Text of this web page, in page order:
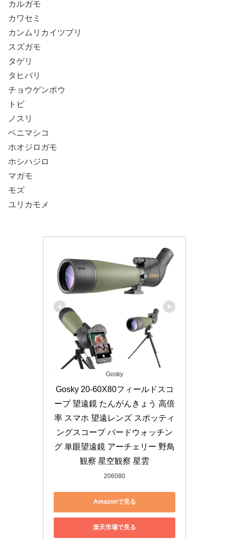
カルガモ
カワセミ
カンムリカイツブリ
スズガモ
タゲリ
タヒバリ
チョウゲンボウ
トビ
ノスリ
ベニマシコ
ホオジロガモ
ホシハジロ
マガモ
モズ
ユリカモメ
Gosky
Gosky 20-60X80フィールドスコ
ープ 望遠鏡 たんがんきょう 高倍
率 スマホ 望遠レンズ スポッティ
ングスコープ バードウォッチン
グ 単眼望遠鏡 アーチェリー 野鳥
観察 星空観察 星雲
206080
Amazonで見る
楽天市場で見る